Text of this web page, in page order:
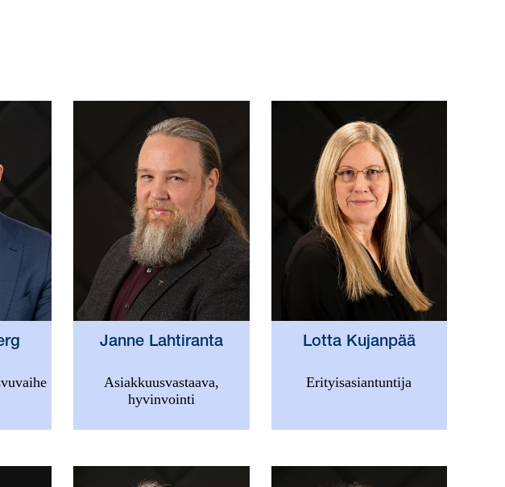
Janne Lahtiranta
Asiakkuusvastaava,
hyvinvointi
Lotta Kujanpää
Erityisasiantuntija